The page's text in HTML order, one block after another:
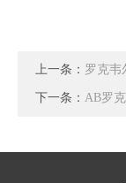
上一条： 罗克韦
下一条： AB罗